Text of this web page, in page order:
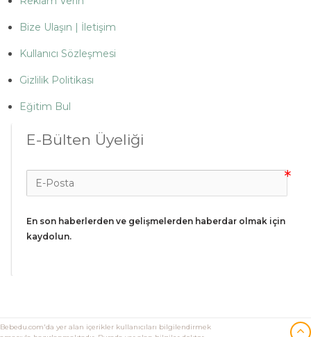
Bize Ulaşın | İletişim
Kullanıcı Sözleşmesi
Gizlilik Politikası
Eğitim Bul
E-Bülten Üyeliği
En son haberlerden ve gelişmelerden haberdar olmak için
kaydolun.
Bebedu.com'da yer alan içerikler kullanıcıları bilgilendirmek